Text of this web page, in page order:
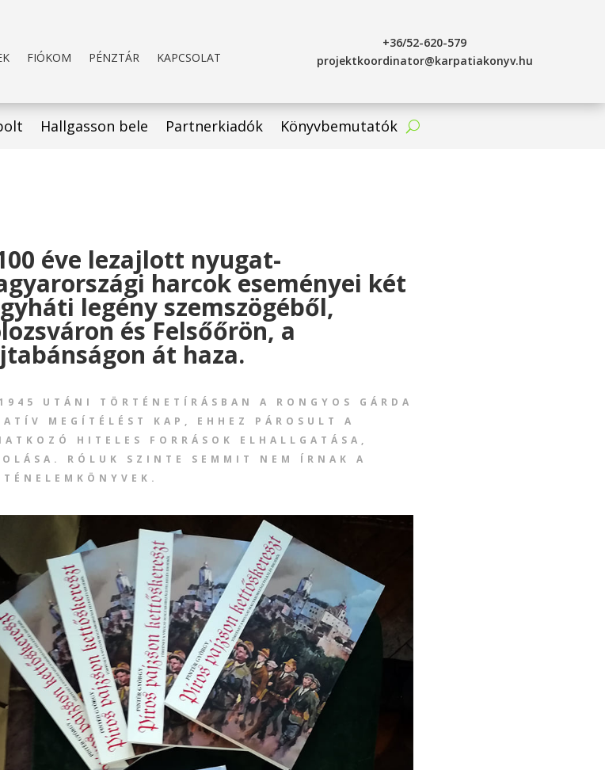
FIÓKOM PÉNZTÁR KAPCSOLAT
+36/52-620-579
projektkoordinator@karpatiakonyv.hu
Hallgasson bele Partnerkiadók Könyvbemutatók
éve lezajlott nyugat-
harcok eseményei két
legény szemszögéből,
és Felsőőrön, a
át haza.
UTÁNI TÖRTÉNETÍRÁSBAN A RONGYOS GÁRDA
MEGÍTÉLÉST KAP, EHHEZ PÁROSULT A
HITELES FORRÁSOK ELHALLGATÁSA,
RÓLUK SZINTE SEMMIT NEM ÍRNAK A